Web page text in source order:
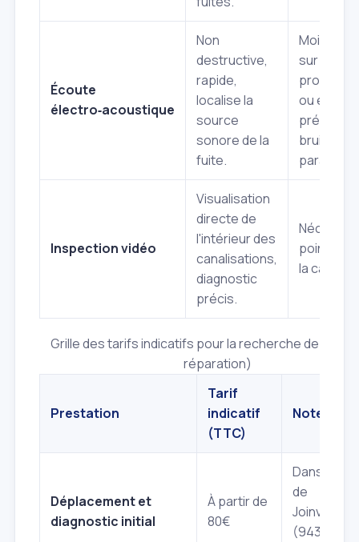
Écoute
électro‑acoustique
Non
destructive,
rapide,
localise la
source
sonore de la
fuite.
Moins
sur
ou en
bruits
parasites.
Inspection vidéo
Visualisation
directe de
l'intérieur des
canalisations,
diagnostic
précis.
point
la
Grille des tarifs indicatifs pour la recherche de fuite
réparation)
Prestation
Tarif
indicatif
(TTC)
Notes
Déplacement et
diagnostic initial
À partir de
80€
Dans la
de
(94340)